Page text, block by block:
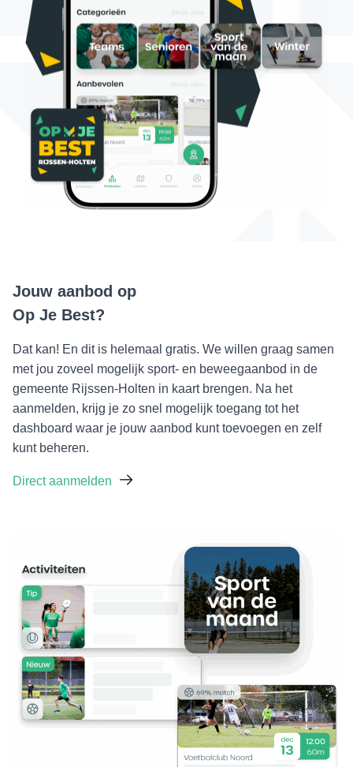
Jouw aanbod op
Op Je Best?
Dat kan! En dit is helemaal gratis. We willen graag samen
met jou zoveel mogelijk sport- en beweegaanbod in de
gemeente Rijssen-Holten in kaart brengen. Na het
aanmelden, krijg je zo snel mogelijk toegang tot het
dashboard waar je jouw aanbod kunt toevoegen en zelf
kunt beheren.
Direct aanmelden